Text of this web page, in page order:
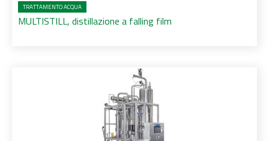
TRATTAMENTO ACQUA
MULTISTILL, distillazione a falling film